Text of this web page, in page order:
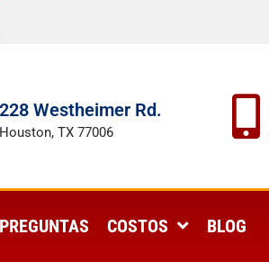
228 Westheimer Rd.
Houston, TX 77006
PREGUNTAS COSTOS BLOG